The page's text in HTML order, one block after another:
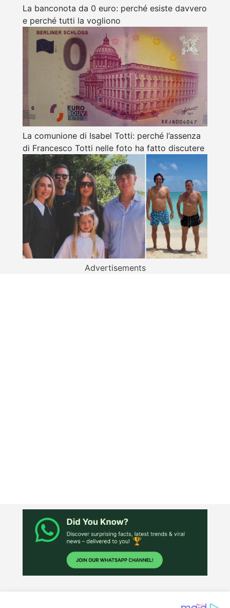
La banconota da 0 euro: perché esiste davvero
e perché tutti la vogliono
La comunione di Isabel Totti: perché l’assenza
di Francesco Totti nelle foto ha fatto discutere
Advertisements